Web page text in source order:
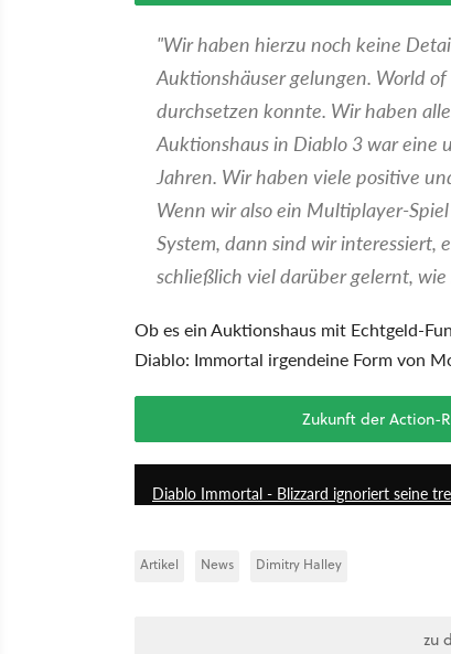
"Wir haben hierzu noch keine
Auktionshäuser gelungen. World
durchsetzen konnte. Wir haben
Auktionshaus in Diablo 3 war eine
Jahren. Wir haben viele positive
Wenn wir also ein Multiplayer-
System, dann sind wir interessiert,
schließlich viel darüber gelernt,
Ob es ein Auktionshaus mit Echtgeld-
Diablo: Immortal irgendeine Form von
Zukunft der Action-
Diablo Immortal - Blizzard ignoriert seine
Artikel News Dimitry Halley
zu